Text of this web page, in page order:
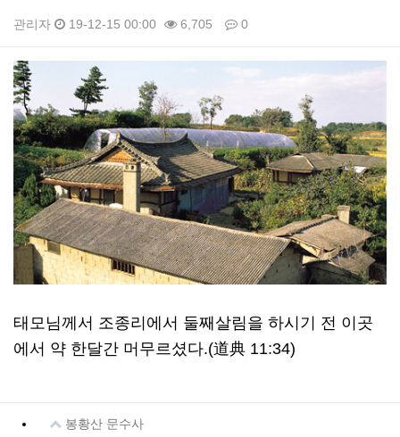
관리자 19-12-15 00:00 6,705 0
본문
태모님께서 조종리에서 둘째살림을 하시기 전 이곳
에서 약 한달간 머무르셨다.(道典 11:34)
봉황산 문수사